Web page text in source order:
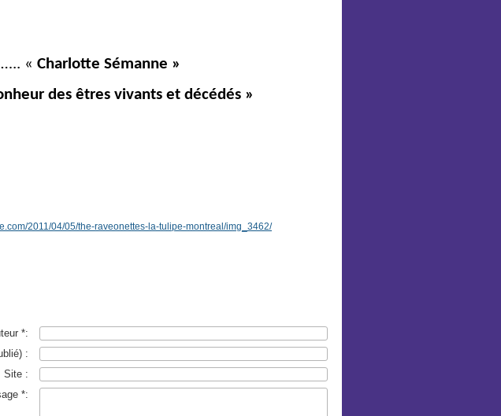
« Charlotte Sémanne »
des êtres vivants et décédés »
2011/04/05/the-raveonettes-la-tulipe-montreal/img_3462/
*:
:
Site :
*: